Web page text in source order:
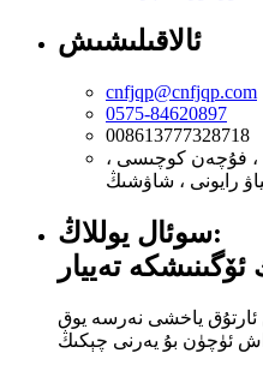
ئالاقىلىشىش
cnfjqp@cnfjqp.com
0575-84620897
008613777328718
، فۇچەن كوچىسى ،
رايونى ، شاۋشىڭ
سوئال يوللاڭ:
تەييار
ئۈچۈن بۇ يەرنى چېكىڭ